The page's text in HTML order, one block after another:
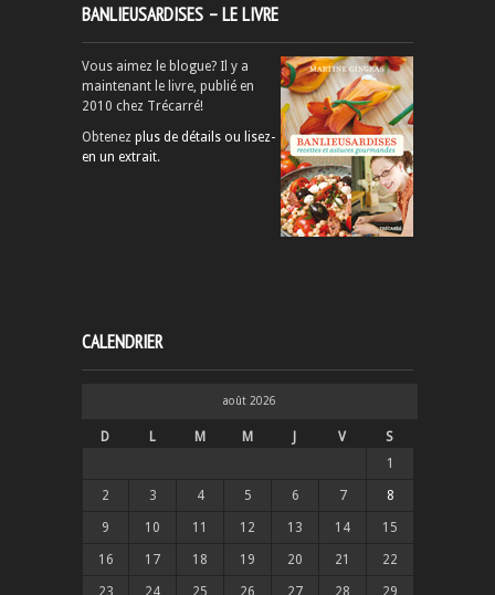
BANLIEUSARDISES – LE LIVRE
Vous aimez le blogue? Il y a
maintenant le livre, publié en
2010 chez Trécarré!
Obtenez plus de détails ou lisez-
en un extrait.
CALENDRIER
août 2026
D L M M J V
S
1
2 3 4 5 6 7 8
9 10 11 12 13 14 15
16 17 18 19 20 21 22
23 24 25 26 27 28 29